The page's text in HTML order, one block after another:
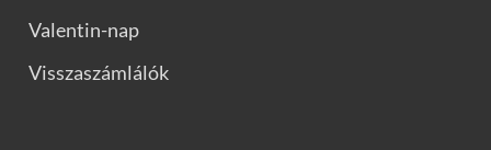
Valentin-nap
Visszaszámlálók